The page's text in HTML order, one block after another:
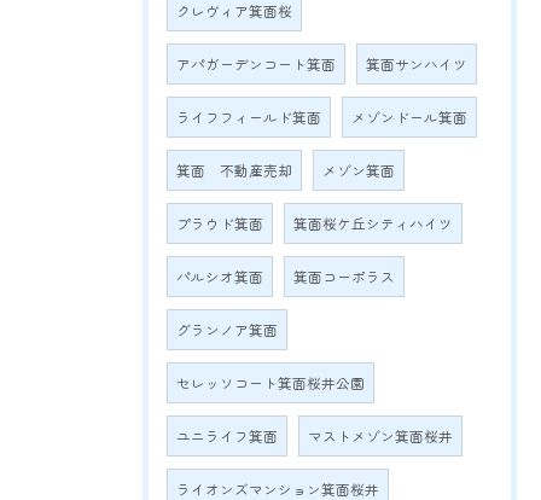
クレヴィア箕面桜
アパガーデンコート箕面 箕面サンハイツ
ライフフィールド箕面 メゾンドール箕面
箕面 不動産売却 メゾン箕面
プラウド箕面 箕面桜ケ丘シティハイツ
パルシオ箕面 箕面コーポラス
グランノア箕面
セレッソコート箕面桜井公園
ユニライフ箕面 マストメゾン箕面桜井
ライオンズマンション箕面桜井